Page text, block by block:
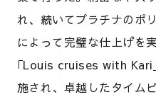
れ、続いてプラチナのポ
によって完璧な仕上げを
｢Louis cruises with Kari
施され、卓越したタイム